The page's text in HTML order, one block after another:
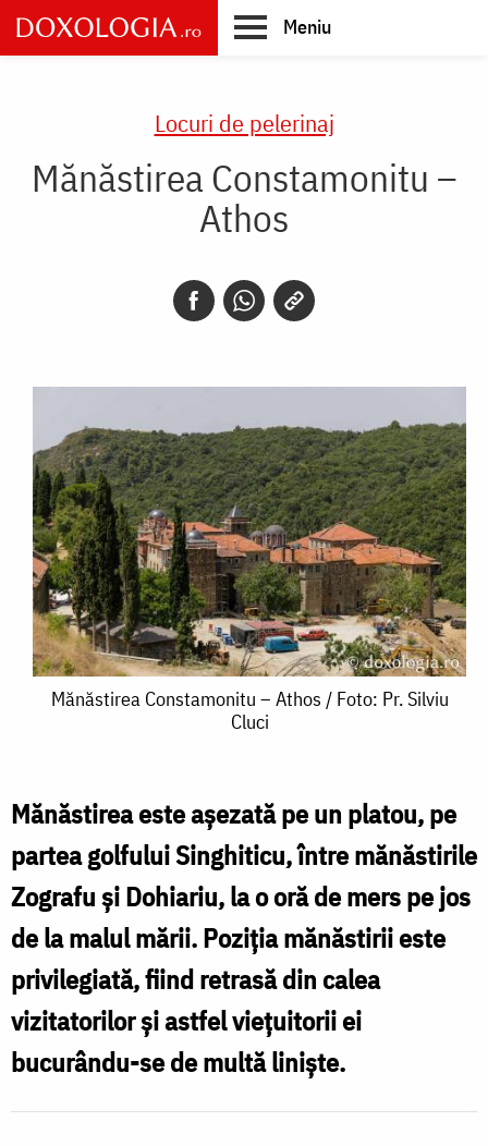
Skip
to
main
Meniu
Locuri de pelerinaj
Mănăstirea Constamonitu –
Athos
Mănăstirea
Athos
/
Foto:
Pr.
Silviu
Cluci
Mănăstirea Constamonitu – Athos / Foto: Pr. Silviu
Cluci
Mănăstirea este așezată pe un platou, pe
partea golfului Singhiticu, între mănăstirile
Zografu și Dohiariu, la o oră de mers pe jos
de la malul mării. Poziţia mănăstirii este
privilegiată, fiind retrasă din calea
vizitatorilor şi astfel vieţuitorii ei
bucurându-se de multă linişte.